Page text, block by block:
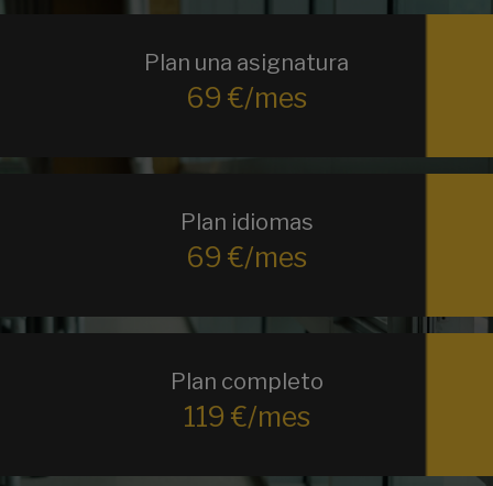
Plan una asignatura
69 €/mes
Plan idiomas
69 €/mes
Plan completo
119 €/mes